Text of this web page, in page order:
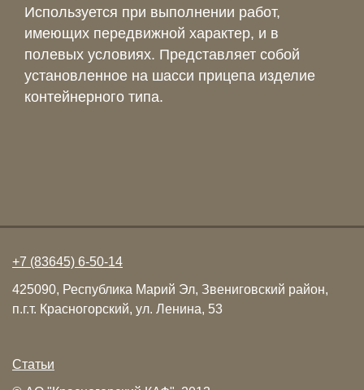
Используется при выполнении работ,
имеющих передвижной характер, и в
полевых условиях. Представляет собой
установленное на шасси прицепа изделие
контейнерного типа.
+7 (83645) 6-50-14
425090, Республика Марий Эл, Звениговский район,
п.г.т. Красногорский, ул. Ленина, 53
Статьи